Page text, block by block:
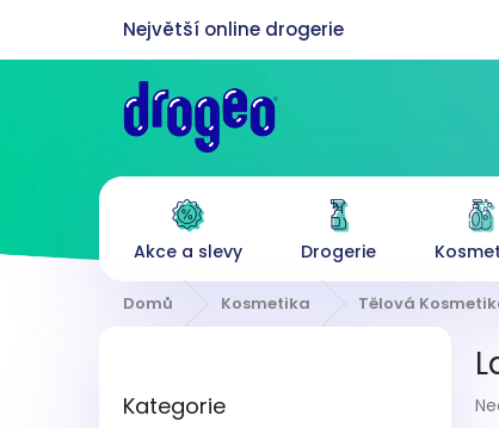
obsah
Akce a slevy Drogerie
Domů Kosmetika Tělová
kategorie
Kategorie